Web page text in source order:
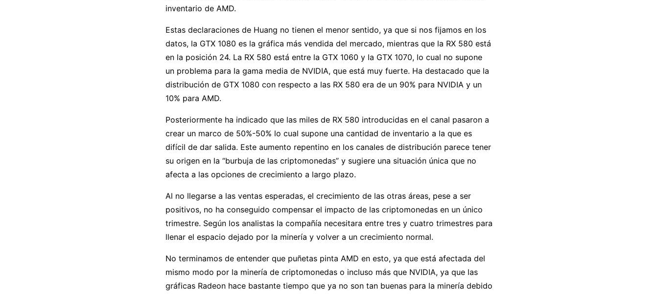
inventario de AMD.
Estas declaraciones de Huang no tienen el menor sentido, ya que si nos fijamos en los
datos, la GTX 1080 es la gráfica más vendida del mercado, mientras que la RX 580 está
en la posición 24. La RX 580 está entre la GTX 1060 y la GTX 1070, lo cual no supone
un problema para la gama media de NVIDIA, que está muy fuerte. Ha destacado que la
distribución de GTX 1080 con respecto a las RX 580 era de un 90% para NVIDIA y un
10% para AMD.
Posteriormente ha indicado que las miles de RX 580 introducidas en el canal pasaron a
crear un marco de 50%-50% lo cual supone una cantidad de inventario a la que es
difícil de dar salida. Este aumento repentino en los canales de distribución parece tener
su origen en la “burbuja de las criptomonedas” y sugiere una situación única que no
afecta a las opciones de crecimiento a largo plazo.
Al no llegarse a las ventas esperadas, el crecimiento de las otras áreas, pese a ser
positivos, no ha conseguido compensar el impacto de las criptomonedas en un único
trimestre. Según los analistas la compañía necesitara entre tres y cuatro trimestres para
llenar el espacio dejado por la minería y volver a un crecimiento normal.
No terminamos de entender que puñetas pinta AMD en esto, ya que está afectada del
mismo modo por la minería de criptomonedas o incluso más que NVIDIA, ya que las
gráficas Radeon hace bastante tiempo que ya no son tan buenas para la minería debido